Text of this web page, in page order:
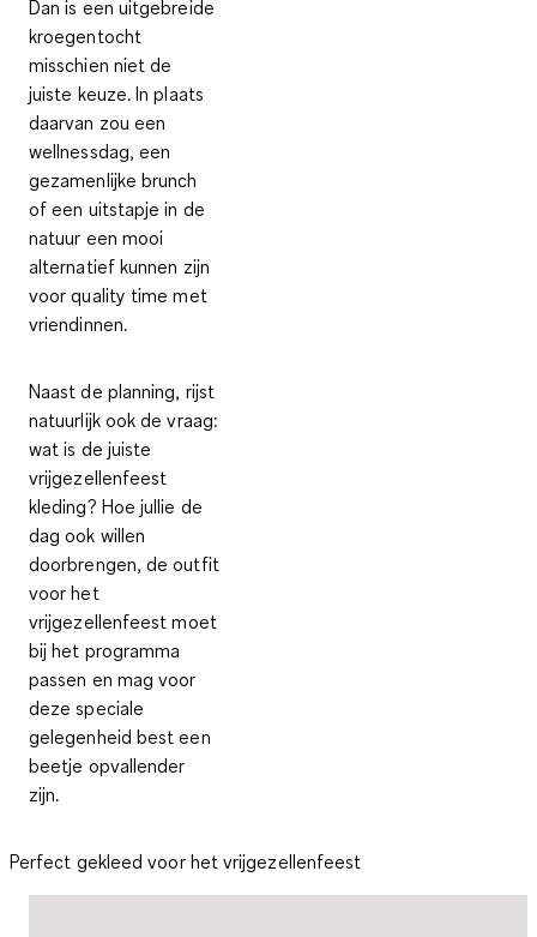
Dan is een uitgebreide
kroegentocht
misschien niet de
juiste keuze. In plaats
daarvan zou een
wellnessdag, een
gezamenlijke brunch
of een uitstapje in de
natuur een mooi
alternatief kunnen zijn
voor quality time met
vriendinnen.
Naast de planning, rijst
natuurlijk ook de vraag:
wat is de juiste
vrijgezellenfeest
kleding? Hoe jullie de
dag ook willen
doorbrengen, de outfit
voor het
vrijgezellenfeest moet
bij het programma
passen en mag voor
deze speciale
gelegenheid best een
beetje opvallender
zijn.
Perfect gekleed voor het vrijgezellenfeest